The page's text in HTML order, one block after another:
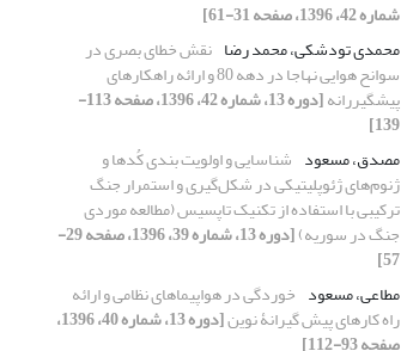
شماره 42، 1396، صفحه 31-61]
محمدی تودشکی، محمد رضا نقش خطای بصری در
سوانح هوایی نهاجا در دهه 80 و ارائه راهکارهای
پیشگیررانه [دوره 13، شماره 42، 1396، صفحه 113-
139]
مصدق، مسعود شناسایی و اولویت بندی کُدها و
ژنوم‌های ژئوپلیتیکی در شکل‌گیری و استمرار جنگ
ترکیبی با استفاده از تکنیک تاپسیس (مطالعه موردی
جنگ در سوریه) [دوره 13، شماره 39، 1396، صفحه 29-
57]
مطاعی، مسعود خوردگی در هواپیماهای نظامی و ارائه
راه کارهای پیش گیرانۀ نوین [دوره 13، شماره 40، 1396،
صفحه 93-112]